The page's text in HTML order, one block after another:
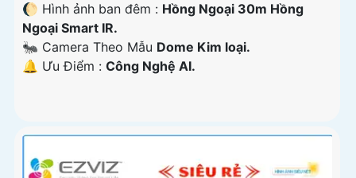
🌔 Hình ảnh ban đêm : Hồng Ngoại 30m Hồng
Ngoại Smart IR.
🐜 Camera Theo Mẫu Dome Kim loại.
️🔔 Ưu Điểm : Công Nghệ AI.